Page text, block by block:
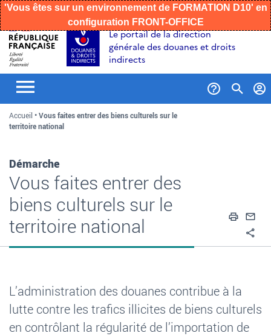
Aller
au
contenu
Aller
recherche
Aller
au
menu
'Vous êtes sur un environnement de FORMATION D10' en
configuration FRONT-OFFICE
Le portail de la direction
générale des douanes et droits
indirects
Accueil
Vous faites entrer des biens culturels sur le
territoire national
Démarche
Vous faites entrer des
biens culturels sur le
territoire national
L’administration des douanes contribue à la
lutte contre les trafics illicites de biens culturels
en contrôlant la régularité de l’importation de